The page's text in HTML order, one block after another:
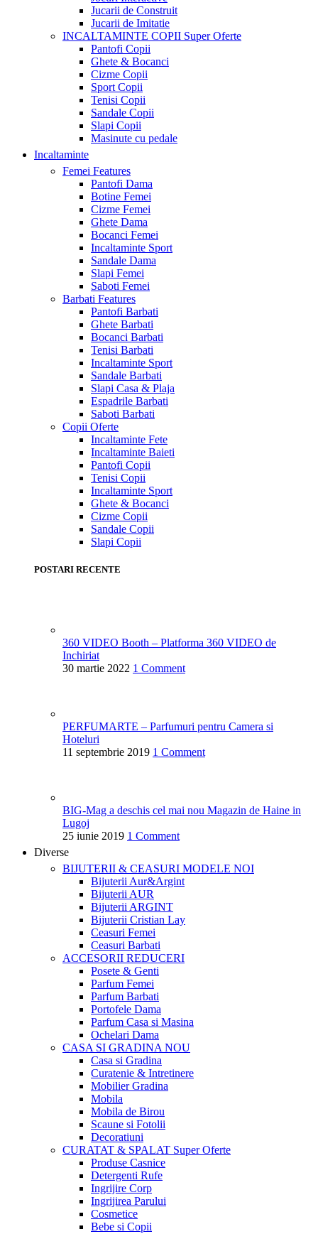
Jucarii de Construit
Jucarii de Imitatie
INCALTAMINTE COPII Super Oferte
Pantofi Copii
Ghete & Bocanci
Cizme Copii
Sport Copii
Tenisi Copii
Sandale Copii
Slapi Copii
Masinute cu pedale
Incaltaminte
Femei Features
Pantofi Dama
Botine Femei
Cizme Femei
Ghete Dama
Bocanci Femei
Incaltaminte Sport
Sandale Dama
Slapi Femei
Saboti Femei
Barbati Features
Pantofi Barbati
Ghete Barbati
Bocanci Barbati
Tenisi Barbati
Incaltaminte Sport
Sandale Barbati
Slapi Casa & Plaja
Espadrile Barbati
Saboti Barbati
Copii Oferte
Incaltaminte Fete
Incaltaminte Baieti
Pantofi Copii
Tenisi Copii
Incaltaminte Sport
Ghete & Bocanci
Cizme Copii
Sandale Copii
Slapi Copii
POSTARI RECENTE
360 VIDEO Booth – Platforma 360 VIDEO de
Inchiriat
30 martie 2022 1 Comment
PERFUMARTE – Parfumuri pentru Camera si
Hoteluri
11 septembrie 2019 1 Comment
BIG-Mag a deschis cel mai nou Magazin de Haine in
Lugoj
25 iunie 2019 1 Comment
Diverse
BIJUTERII & CEASURI MODELE NOI
Bijuterii Aur&Argint
Bijuterii AUR
Bijuterii ARGINT
Bijuterii Cristian Lay
Ceasuri Femei
Ceasuri Barbati
ACCESORII REDUCERI
Posete & Genti
Parfum Femei
Parfum Barbati
Portofele Dama
Parfum Casa si Masina
Ochelari Dama
CASA SI GRADINANOU
Casa si Gradina
Curatenie & Intretinere
Mobilier Gradina
Mobila
Mobila de Birou
Scaune si Fotolii
Decoratiuni
CURATAT & SPALAT Super Oferte
Produse Casnice
Detergenti Rufe
Ingrijire Corp
Ingrijirea Parului
Cosmetice
Bebe si Copii